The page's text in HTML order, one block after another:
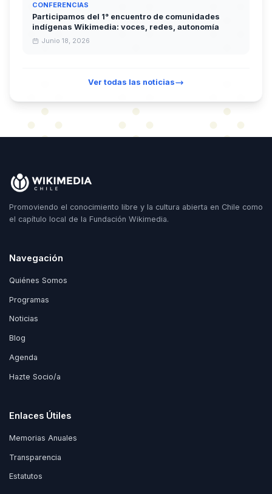
CONFERENCIAS
Participamos del 1° encuentro de comunidades
indígenas Wikimedia: voces, redes, autonomía
Junio 18, 2026
Ver todas las noticias
Promoviendo el conocimiento libre y la cultura abierta en Chile como
el capítulo local de la Fundación Wikimedia.
Navegación
Quiénes Somos
Programas
Noticias
Blog
Agenda
Hazte Socio/a
Enlaces Útiles
Memorias Anuales
Transparencia
Estatutos